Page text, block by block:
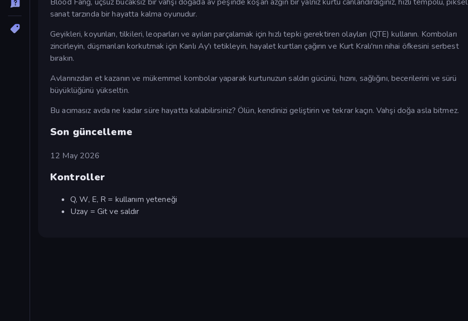
sanat tarzında bir hayatta kalma oyunudur.
Geyikleri, koyunları, tilkileri, leoparları ve ayıları parçalamak için hızlı tepki gerektiren olayları (QTE) kullanın. Komboları
zincirleyin, düşmanları korkutmak için Kanlı Ay'ı tetikleyin, hayalet kurtları çağırın ve Kurt Kralı'nın nihai öfkesini serbest
bırakın.
Avlarınızdan et kazanın ve mükemmel kombolar yaparak kurtunuzun saldırı gücünü, hızını, sağlığını, becerilerini ve sürü
büyüklüğünü yükseltin.
Bu acımasız avda ne kadar süre hayatta kalabilirsiniz? Ölün, kendinizi geliştirin ve tekrar kaçın. Vahşi doğa asla bitmez.
Son güncelleme
12 May 2026
Kontroller
Q, W, E, R = kullanım yeteneği
Uzay = Git ve saldır